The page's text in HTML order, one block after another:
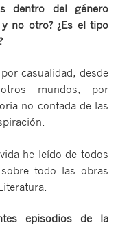
dentro del género
no otro? ¿Es el tipo
casualidad, desde
mundos, por
no contada de las
he leído de todos
todo las obras
episodios de la